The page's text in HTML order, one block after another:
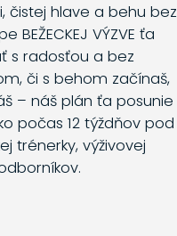
čistej hlave a behu bez
BEŽECKEJ VÝZVE ťa
s radosťou a bez
či s behom začínaš,
– náš plán ťa posunie
počas 12 týždňov pod
trénerky, výživovej